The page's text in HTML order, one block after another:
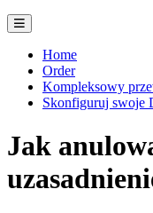
Home
Order
Kompleksowy
Skonfiguruj swoje
Jak